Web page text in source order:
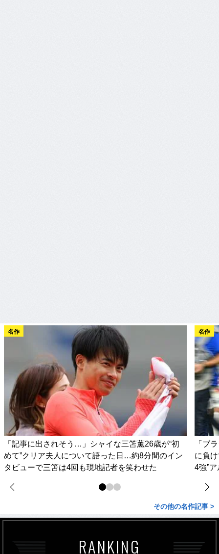
名作
「記事に出されそう…」シャイな三笘薫26歳が“初
めて”クリア夫人について語った日…約8分間のイン
タビューで三笘は4回も現地記者を笑わせた
名作
「ブ
に負
4強”
その他の名作記事 >
RANKING